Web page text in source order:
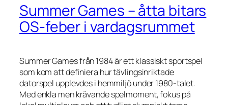
Summer Games – åtta bitars
OS-feber i vardagsrummet
Summer Gamesfrån 1984 är ett klassiskt sportspel
som kom att definiera hur tävlingsinriktade
datorspel upplevdes i hemmiljö under 1980-talet.
Med enkla men krävande spelmoment, fokus på